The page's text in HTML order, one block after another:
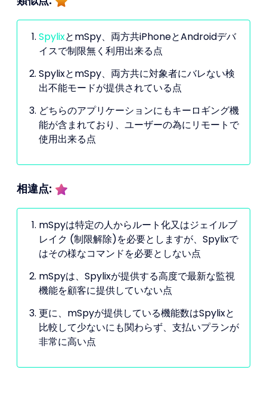
SpylixとmSpy、両方共iPhoneとAndroidデバ
イスで制限無く利用出来る点
SpylixとmSpy、両方共に対象者にバレない検
出不能モードが提供されている点
どちらのアプリケーションにもキーロギング機
能が含まれており、ユーザーの為にリモートで
使用出来る点
相違点:
mSpyは特定の人からルート化又はジェイルブ
レイク (制限解除)を必要としますが、Spylixで
はその様なコマンドを必要としない点
mSpyは、Spylixが提供する高度で最新な監視
機能を顧客に提供していない点
更に、mSpyが提供している機能数はSpylixと
比較して少ないにも関わらず、支払いプランが
非常に高い点